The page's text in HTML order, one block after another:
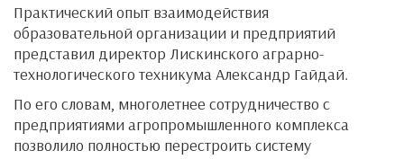
Практический опыт взаимодействия
образовательной организации и предприятий
представил директор Лискинского аграрно-
технологического техникума Александр Гайдай.
По его словам, многолетнее сотрудничество с
предприятиями агропромышленного комплекса
позволило полностью перестроить систему